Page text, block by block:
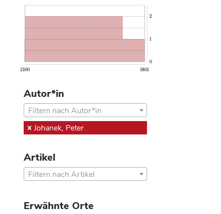
1300 1801
0
1
2
Autor*in
Filtern nach Autor*in
Johanek, Peter
Artikel
Filtern nach Artikel
Erwähnte Orte